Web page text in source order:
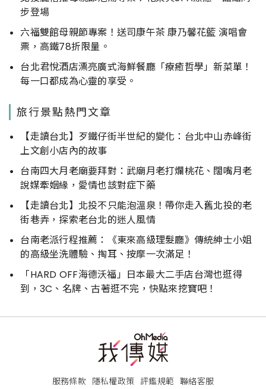
步登場
六福雙館母親節專案！送司康午茶 康乃馨花籃 演唱會
票，高鐵78折限量。
台北君悅酒店漂亮廣式海鮮餐廳「療癒哲學」新菜單！
每一口都成為心靈的享受。
旅行景點熱門文章
【走讀台北】歹鐵仔街半世紀的變化：台北中山赤峰街
上文創小店內的故事
台南四大月老廟要拜對：武廟月老打爛桃花、闊嘴月老
說媒牽姻緣，愛情也該對症下藥
【走讀台北】北投不只能泡溫泉！帶你走入舊北投的老
街巷弄，探索老台北的迷人風情
台南老派行程推薦：《東來高級理髮廳》傳統紳士小姐
的高級坐洗體驗、掏耳、按摩一次滿足！
「HARD OFF海德沃福」日本最大二手店台灣也逛得
到，3C、名牌、古著逛不完，快點來挖寶吧！
服務條款 隱私權政策 評鑑規範 聯絡客服